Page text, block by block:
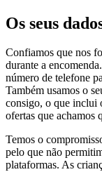
Os seus
Confiamos que nos
durante a
número de telefone
Também usamos o
consigo, o que inclui
ofertas que achamos
Temos o
pelo que não
plataformas. As